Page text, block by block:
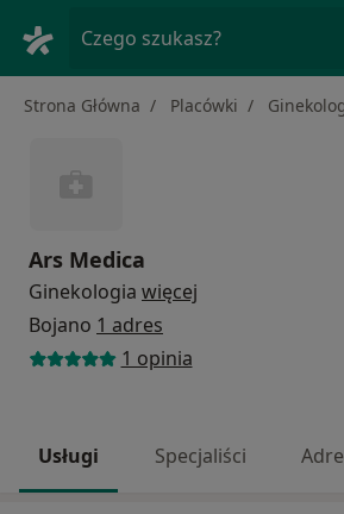
Czego szukasz?
Strona Główna Placówki
Ars Medica
Ginekologia więcej
Bojano 1 adres
1 opinia
Usługi Specjaliści